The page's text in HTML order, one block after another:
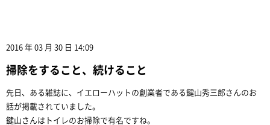
2016 年 03 月 30 日 14:09
掃除をすること、続けること
先日、ある雑誌に、イエローハットの創業者である鍵山秀三郎さんのお
話が掲載されていました。
鍵山さんはトイレのお掃除で有名ですね。